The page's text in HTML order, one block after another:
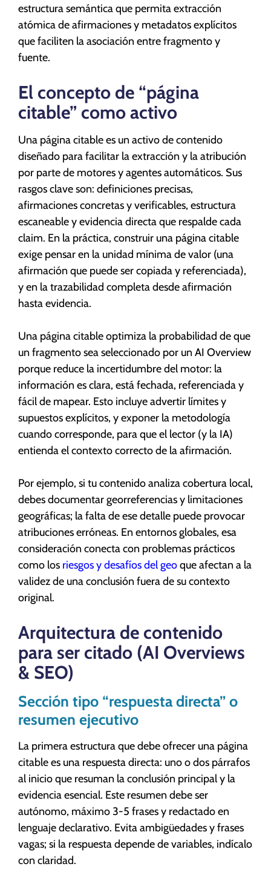
estructura semántica que permita extracción
atómica de afirmaciones y metadatos explícitos
que faciliten la asociación entre fragmento y
fuente.
El concepto de “página
citable” como activo
Una página citable es un activo de contenido
diseñado para facilitar la extracción y la atribución
por parte de motores y agentes automáticos. Sus
rasgos clave son: definiciones precisas,
afirmaciones concretas y verificables, estructura
escaneable y evidencia directa que respalde cada
claim. En la práctica, construir una página citable
exige pensar en la unidad mínima de valor (una
afirmación que puede ser copiada y referenciada),
y en la trazabilidad completa desde afirmación
hasta evidencia.
Una página citable optimiza la probabilidad de que
un fragmento sea seleccionado por un AI Overview
porque reduce la incertidumbre del motor: la
información es clara, está fechada, referenciada y
fácil de mapear. Esto incluye advertir límites y
supuestos explícitos, y exponer la metodología
cuando corresponde, para que el lector (y la IA)
entienda el contexto correcto de la afirmación.
Por ejemplo, si tu contenido analiza cobertura local,
debes documentar georreferencias y limitaciones
geográficas; la falta de ese detalle puede provocar
atribuciones erróneas. En entornos globales, esa
consideración conecta con problemas prácticos
como los riesgos y desafíos del geoque afectan a la
validez de una conclusión fuera de su contexto
original.
Arquitectura de contenido
para ser citado (AI Overviews
& SEO)
Sección tipo “respuesta directa” o
resumen ejecutivo
La primera estructura que debe ofrecer una página
citable es una respuesta directa: uno o dos párrafos
al inicio que resuman la conclusión principal y la
evidencia esencial. Este resumen debe ser
autónomo, máximo 3-5 frases y redactado en
lenguaje declarativo. Evita ambigüedades y frases
vagas; si la respuesta depende de variables, indícalo
con claridad.